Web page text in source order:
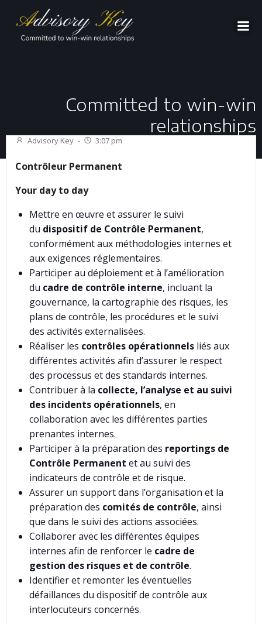
au
contenu
Committed to win-win
relationships
Advisory Key - 3:07 pm
Contrôleur Permanent
Your day to day
Mettre en œuvre et assurer le suivi
du dispositif de Contrôle Permanent,
conformément aux méthodologies internes et
aux exigences réglementaires.
Participer au déploiement et à l’amélioration
du cadre de contrôle interne, incluant la
gouvernance, la cartographie des risques, les
plans de contrôle, les procédures et le suivi
des activités externalisées.
Réaliser les contrôles opérationnels liés aux
différentes activités afin d’assurer le respect
des processus et des standards internes.
Contribuer à la collecte, l’analyse et au suivi
des incidents opérationnels, en
collaboration avec les différentes parties
prenantes internes.
Participer à la préparation des reportings de
Contrôle Permanent et au suivi des
indicateurs de contrôle et de risque.
Assurer un support dans l’organisation et la
préparation des comités de contrôle, ainsi
que dans le suivi des actions associées.
Collaborer avec les différentes équipes
internes afin de renforcer le cadre de
gestion des risques et de contrôle.
Identifier et remonter les éventuelles
défaillances du dispositif de contrôle aux
interlocuteurs concernés.